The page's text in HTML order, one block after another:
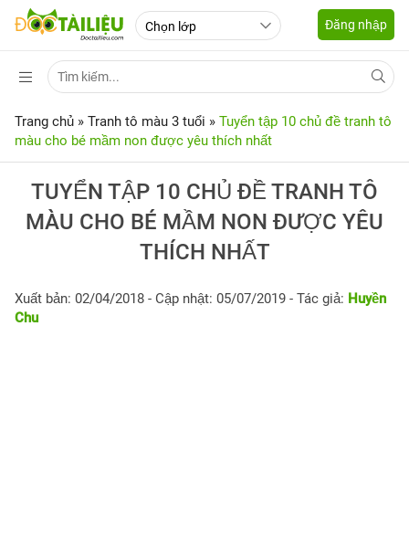
Đăng nhập
Trang chủ » Tranh tô màu 3 tuổi » Tuyển tập 10 chủ đề tranh tô
màu cho bé mầm non được yêu thích nhất
TUYỂN TẬP 10 CHỦ ĐỀ TRANH TÔ
MÀU CHO BÉ MẦM NON ĐƯỢC YÊU
THÍCH NHẤT
Xuất bản: 02/04/2018 - Cập nhật: 05/07/2019 - Tác giả: Huyền
Chu